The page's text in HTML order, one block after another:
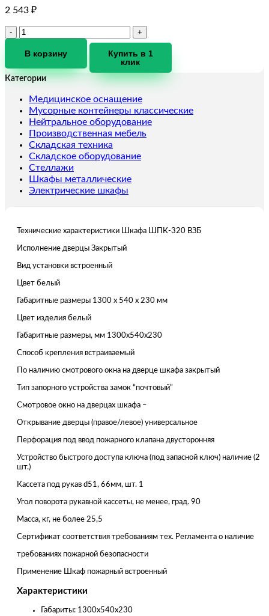
2 543 ₽
Количество
Шкаф
ВЗБ
В корзину
Купить в 1
клик
Категории
Медицинское оснащение
Мусорные контейнеры классические
Нейтральное оборудование
Производственная мебель
Складская техника
Складское оборудование
Стеллажи
Шкафы металлические
Электрические шкафы
Технические характеристики Шкафа ШПК-320 ВЗБ
Исполнение дверцы Закрытый
Вид установки встроенный
Цвет белый
Габаритные размеры 1300 x 540 x 230 мм
Цвет изделия белый
Габаритные размеры, мм 1300x540x230
Способ крепления встраиваемый
По наличию смотрового окна на дверце шкафа закрытый
Тип запорного устройства замок “почтовый”
Смотровое окно на дверцах шкафа –
Открывание дверцы (правое/левое) универсальное
Перфорация под ввод пожарного клапана двусторонняя
Устройство быстрого доступа ключа (под запасной ключ) наличие (2
шт.)
Кассета под рукав d51, 66мм, шт. 1
Угол поворота рукавной кассеты, не менее, град. 90
Масса, кг, не более 25,5
Сертификат соответствия требованиям тех. Регламента о наличие
требованиях пожарной безопасности
Применение Шкаф пожарный встроенный
Характеристики
Габариты: 1300x540x230